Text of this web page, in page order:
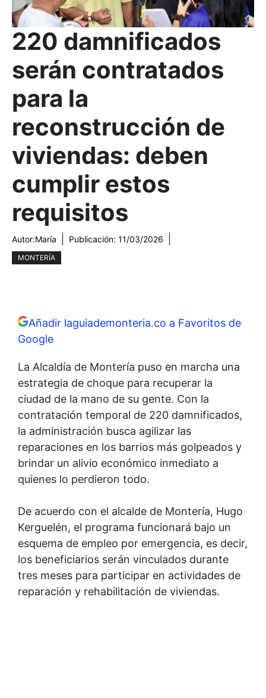
220 damnificados
serán contratados
para la
reconstrucción de
viviendas: deben
cumplir estos
requisitos
Autor:María Publicación: 11/03/2026
MONTERÍA
Añadir laguiademonteria.co a Favoritos de
Google
La Alcaldía de Montería puso en marcha una
estrategia de choque para recuperar la
ciudad de la mano de su gente. Con la
contratación temporal de 220 damnificados,
la administración busca agilizar las
reparaciones en los barrios más golpeados y
brindar un alivio económico inmediato a
quienes lo perdieron todo.
De acuerdo con el alcalde de Montería, Hugo
Kerguelén, el programa funcionará bajo un
esquema de empleo por emergencia, es decir,
los beneficiarios serán vinculados durante
tres meses para participar en actividades de
reparación y rehabilitación de viviendas.